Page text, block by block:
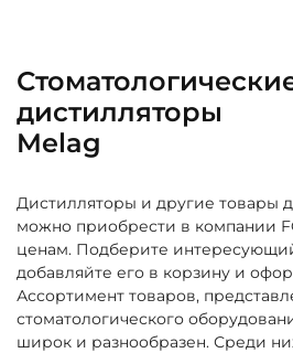
дистилляторы
Melag
Дистилляторы и другие товары
можно приобрести в компании
ценам. Подберите
добавляйте его в корзину и
Ассортимент товаров,
стоматологического
широк и разнообразен. Среди